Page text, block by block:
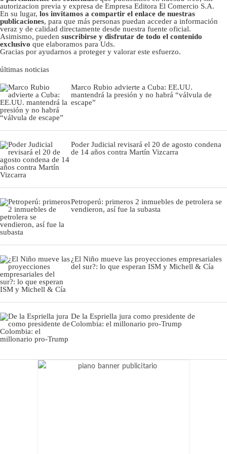
autorizacion previa y expresa de Empresa Editora El Comercio S.A.
En su lugar, los invitamos a compartir el enlace de nuestras
publicaciones, para que más personas puedan acceder a información
veraz y de calidad directamente desde nuestra fuente oficial.
Asimismo, pueden suscribirse y disfrutar de todo el contenido
exclusivo que elaboramos para Uds.
Gracias por ayudarnos a proteger y valorar este esfuerzo.
últimas noticias
Marco Rubio advierte a Cuba: EE.UU.
mantendrá la presión y no habrá “válvula de
escape”
Poder Judicial revisará el 20 de agosto condena
de 14 años contra Martín Vizcarra
Petroperú: primeros 2 inmuebles de petrolera se
vendieron, así fue la subasta
¿El Niño mueve las proyecciones empresariales
del sur?: lo que esperan ISM y Michell & Cía
De la Espriella jura como presidente de
Colombia: el millonario pro-Trump